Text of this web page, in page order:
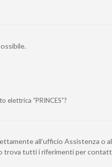
elettrica “PRINCES”?
all’ufficio Assistenza o
trova tutti i riferimenti per